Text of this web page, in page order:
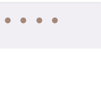
6 7 8 9